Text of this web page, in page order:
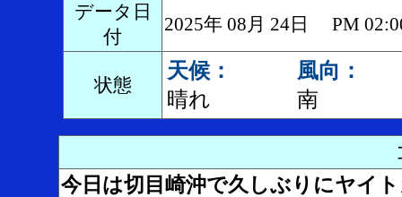
データ日
付
2025年 08月 24日 PM
状態
天候：
晴れ
風向：
南
今日は切目崎沖で久しぶりにヤ